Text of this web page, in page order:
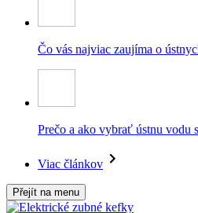
Čo vás najviac zaujíma o
Prečo a ako vybrať ústnu vodu
Viac článkov
Přejít na menu